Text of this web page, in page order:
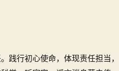
践行初心使命，体现责任担当，